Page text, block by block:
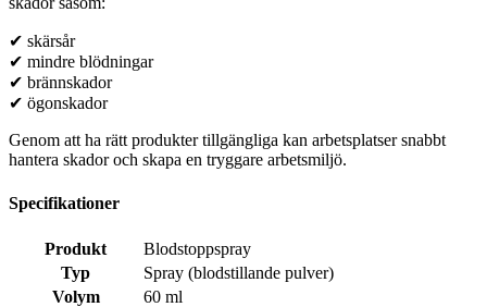
✔ skärsår
✔ mindre blödningar
✔ brännskador
✔ ögonskador
Genom att ha rätt produkter tillgängliga kan arbetsplatser snabbt
hantera skador och skapa en tryggare arbetsmiljö.
Specifikationer
Produkt
Blodstoppspray
Typ
Spray (blodstillande pulver)
Volym
60 ml